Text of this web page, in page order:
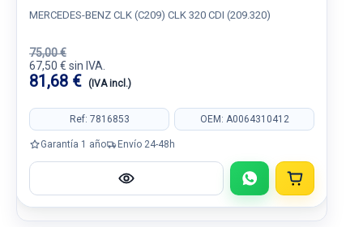
MERCEDES-BENZ CLK (C209) CLK 320 CDI (209.320)
75,00 €
67,50 € sin IVA.
81,68 € (IVA incl.)
Ref: 7816853 OEM: A0064310412
Garantía 1 año Envío 24-48h